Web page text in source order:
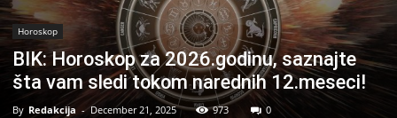
Horoskop
BIK: Horoskop za 2026.godinu, saznajte
šta vam sledi tokom narednih 12.meseci!
By Redakcija - December 21, 2025 973 0